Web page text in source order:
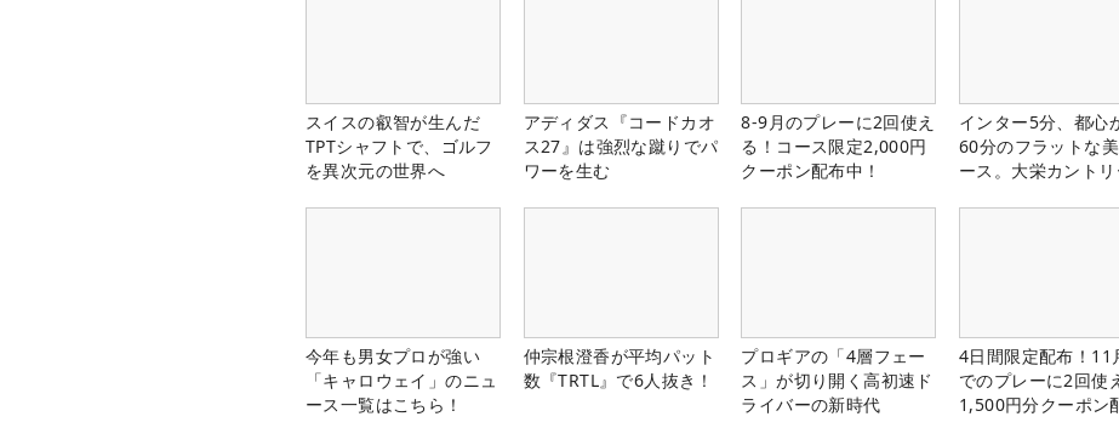
スイスの叡智が生んだ
TPTシャフトで、ゴルフ
を異次元の世界へ
アディダス『コードカオ
ス27』は強烈な蹴りでパ
ワーを生む
8-9月のプレーに2回使え
る！コース限定2,000円
クーポン配布中！
インター5分、都心
60分のフラットな
ース。大栄カントリ
今年も男女プロが強い
「キャロウェイ」のニュ
ース一覧はこちら！
仲宗根澄香が平均パット
数『TRTL』で6人抜き！
プロギアの「4層フェー
ス」が切り開く高初速ド
ライバーの新時代
4日間限定配布！11
でのプレーに2回使
1,500円分クーポン